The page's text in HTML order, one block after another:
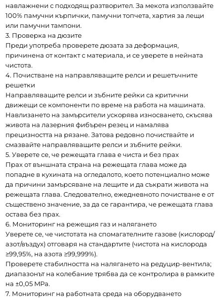
навлажнени с подходящ разтворител. За мекота използвайте
100% памучни кърпички, памучни топчета, хартия за лещи
или памучни тампони.
3. Проверка на дюзите
Преди употреба проверете дюзата за деформация,
причинена от контакт с материала, и се уверете в нейната
чистота.
4. Почистване на направляващите релси и решетъчните
решетки
Направляващите релси и зъбните рейки са критични
движещи се компоненти по време на работа на машината.
Навлизането на замърсители ускорява износването, скъсява
живота на лазерния фибърен резец и намалява
прецизността на рязане. Затова редовно почиствайте и
смазвайте направляващите релси и зъбните рейки.
5. Уверете се, че режещата глава е чиста и без прах
Прах от външната страна на режещата глава може да
попадне в кухината на огледалото, което потенциално може
да причини замърсяване на лещите и да съкрати живота на
режещата глава. Следователно, ежедневното почистване е от
съществено значение, за да се гарантира, че режещата глава
остава без прах.
6. Мониторинг на режещия газ и налягането
Уверете се, че чистотата на спомагателните газове (кислород/
азот/въздух) отговаря на стандартите (чистота на кислорода
≥99,95%, на азота ≥99,999%).
Проверете стабилността на налягането на редуцир-вентила;
диапазонът на колебание трябва да се контролира в рамките
на ±0,05 MPa.
7. Мониторинг на работната среда на оборудването